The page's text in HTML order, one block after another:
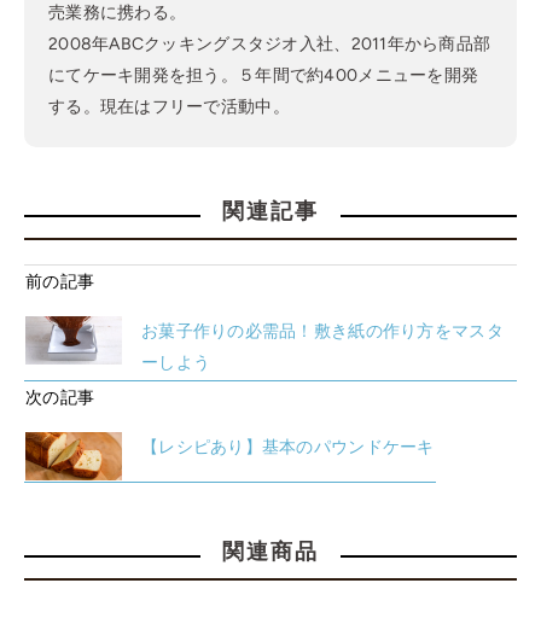
売業務に携わる。
2008年ABCクッキングスタジオ入社、2011年から商品部
にてケーキ開発を担う。５年間で約400メニューを開発
する。現在はフリーで活動中。
関連記事
前の記事
お菓子作りの必需品！敷き紙の作り方をマスタ
ーしよう
次の記事
【レシピあり】基本のパウンドケーキ
関連商品